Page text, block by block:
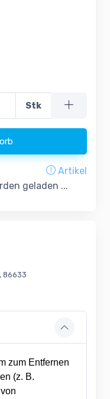
Stk
Artikel
geladen ...
86633
zum Entfernen
(z. B.